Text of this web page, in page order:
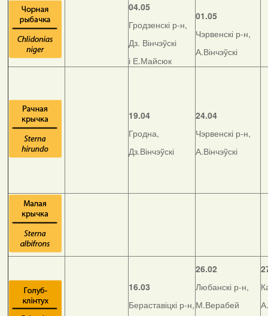
04.05
Гродзенскі р-н,
Дз. Вінчэўскі
і Е.Майсюк
01.05
Чэрвенскі р-н,
А.Вінчэўскі
19.04
Гродна,
Дз.Вінчэўскі
24.04
Чэрвенскі р-н,
А.Вінчэўскі
16.03
Бераставіцкі р-н,
26.02
Любанскі р-н,
М.Верабей